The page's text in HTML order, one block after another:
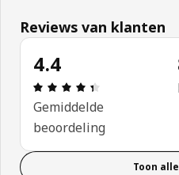
Reviews van klanten
4.4
Beoordeling:
Gemiddelde
beoordeling
Toon